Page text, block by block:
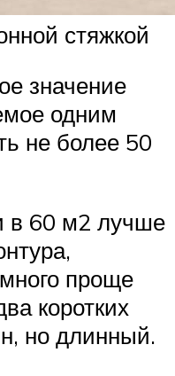
стяжкой
значение
одним
не более 50
в 60 м2 лучше
проще
коротких
но длинный.